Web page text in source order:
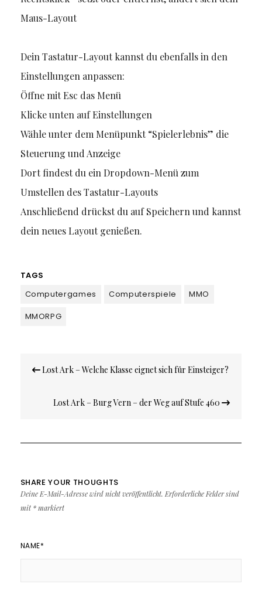
Maus-Layout
Dein Tastatur-Layout kannst du ebenfalls in den
Einstellungen anpassen:
Öffne mit Esc das Menü
Klicke unten auf Einstellungen
Wähle unter dem Menüpunkt “Spielerlebnis” die
Steuerung und Anzeige
Dort findest du ein Dropdown-Menü zum
Umstellen des Tastatur-Layouts
Anschließend drückst du auf Speichern und kannst
dein neues Layout genießen.
TAGS
Computergames
Computerspiele
MMO
MMORPG
Lost Ark – Welche Klasse eignet sich für Einsteiger?
Lost Ark – Burg Vern – der Weg auf Stufe 460
SHARE YOUR THOUGHTS
Deine E-Mail-Adresse wird nicht veröffentlicht. Erforderliche Felder sind
mit *markiert
NAME*